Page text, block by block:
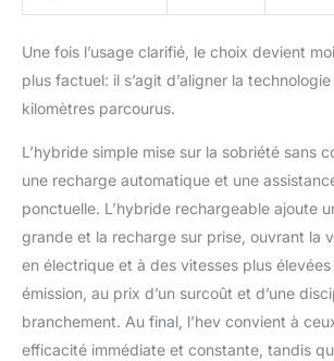
Une fois l’usage clarifié, le choix devient
plus factuel: il s’agit d’aligner la
kilomètres parcourus.
L’hybride simple mise sur la sobriété sans
une recharge automatique et une
ponctuelle. L’hybride rechargeable ajoute
grande et la recharge sur prise, ouvrant la
en électrique et à des vitesses plus
émission, au prix d’un surcoût et d’une
branchement. Au final, l’hev convient à
efficacité immédiate et constante, tandis